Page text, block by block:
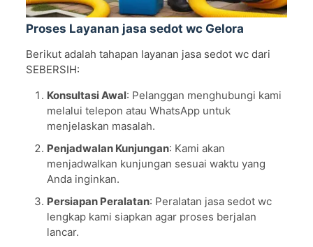
Proses Layanan jasa sedot wc Gelora
Berikut adalah tahapan layanan jasa sedot wc dari
SEBERSIH:
Konsultasi Awal: Pelanggan menghubungi kami
melalui telepon atau WhatsApp untuk
menjelaskan masalah.
Penjadwalan Kunjungan: Kami akan
menjadwalkan kunjungan sesuai waktu yang
Anda inginkan.
Persiapan Peralatan: Peralatan jasa sedot wc
lengkap kami siapkan agar proses berjalan
lancar.